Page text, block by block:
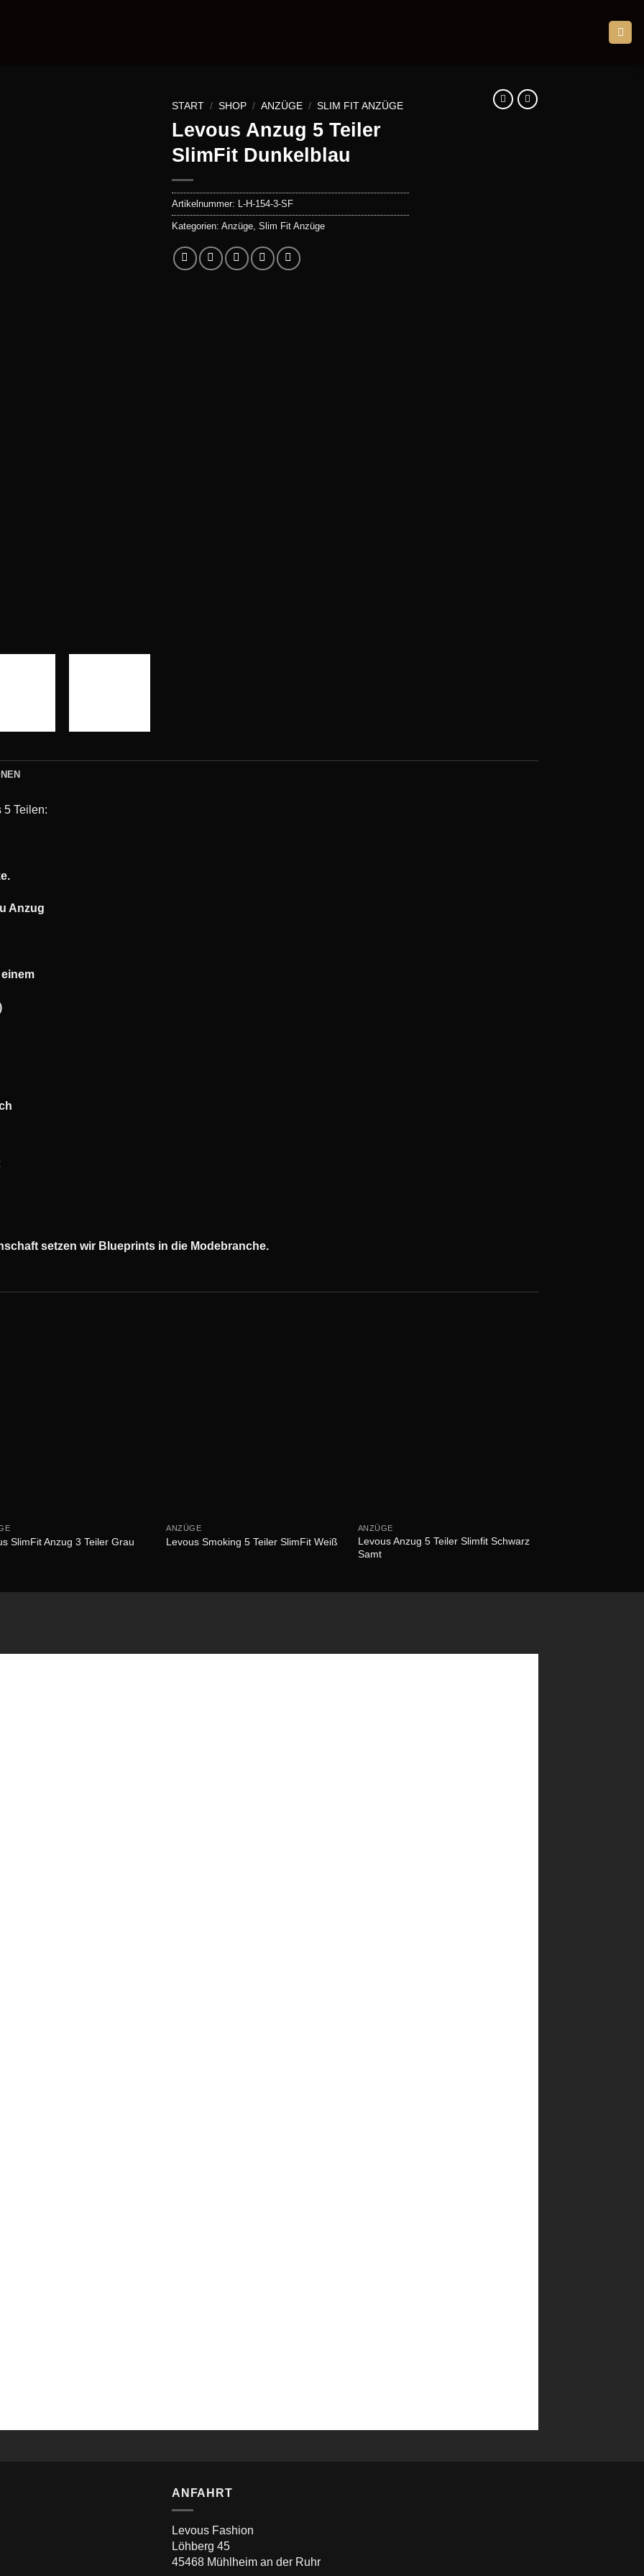
START / SHOP / ANZÜGE / SLIM FIT ANZÜGE
Levous Anzug 5 Teiler
SlimFit Dunkelblau
Artikelnummer: L-H-154-3-SF
Kategorien: Anzüge Slim Fit Anzüge
5 Teilen:
Anzug
setzen wir Blueprints in die Modebranche.
SlimFit Anzug 3 Teiler Grau
ANZÜGE
Levous Smoking 5 Teiler SlimFit Weiß
ANZÜGE
Levous Anzug 5 Teiler Slimfit Schwarz
Samt
ANFAHRT
Levous Fashion
Löhberg 45
45468 Mühlheim an der Ruhr